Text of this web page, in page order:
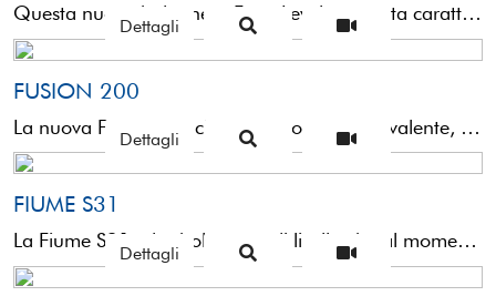
Questa nuova bolognese Entry Level, presenta caratteristiche di tutto rispetto e può essere utilizzata in svariate circostanze di ...
Dettagli
FUSION 200
La nuova Fusion è la classica bolognese polivalente, con la quale si possono davvero affrontare le più ...
Dettagli
FIUME S31
La Fiume S31 è la bolognese di livello che al momento ci mancava. Una 25gr di casting con caratteristiche ...
Dettagli